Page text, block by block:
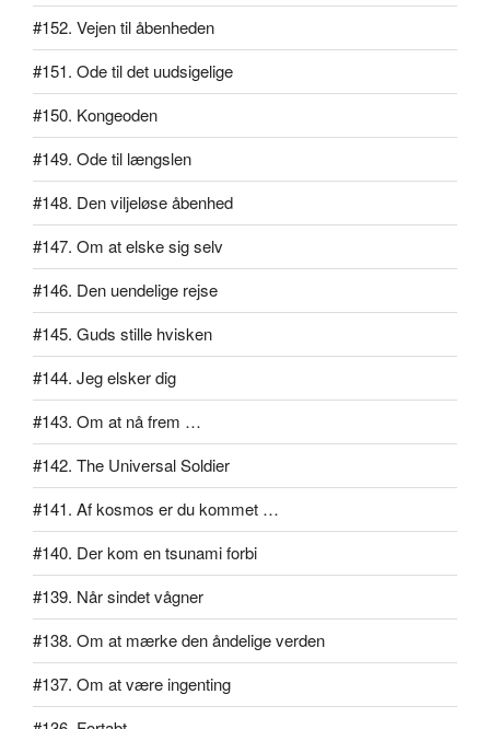
#152. Vejen til åbenheden
#151. Ode til det uudsigelige
#150. Kongeoden
#149. Ode til længslen
#148. Den viljeløse åbenhed
#147. Om at elske sig selv
#146. Den uendelige rejse
#145. Guds stille hvisken
#144. Jeg elsker dig
#143. Om at nå frem …
#142. The Universal Soldier
#141. Af kosmos er du kommet …
#140. Der kom en tsunami forbi
#139. Når sindet vågner
#138. Om at mærke den åndelige verden
#137. Om at være ingenting